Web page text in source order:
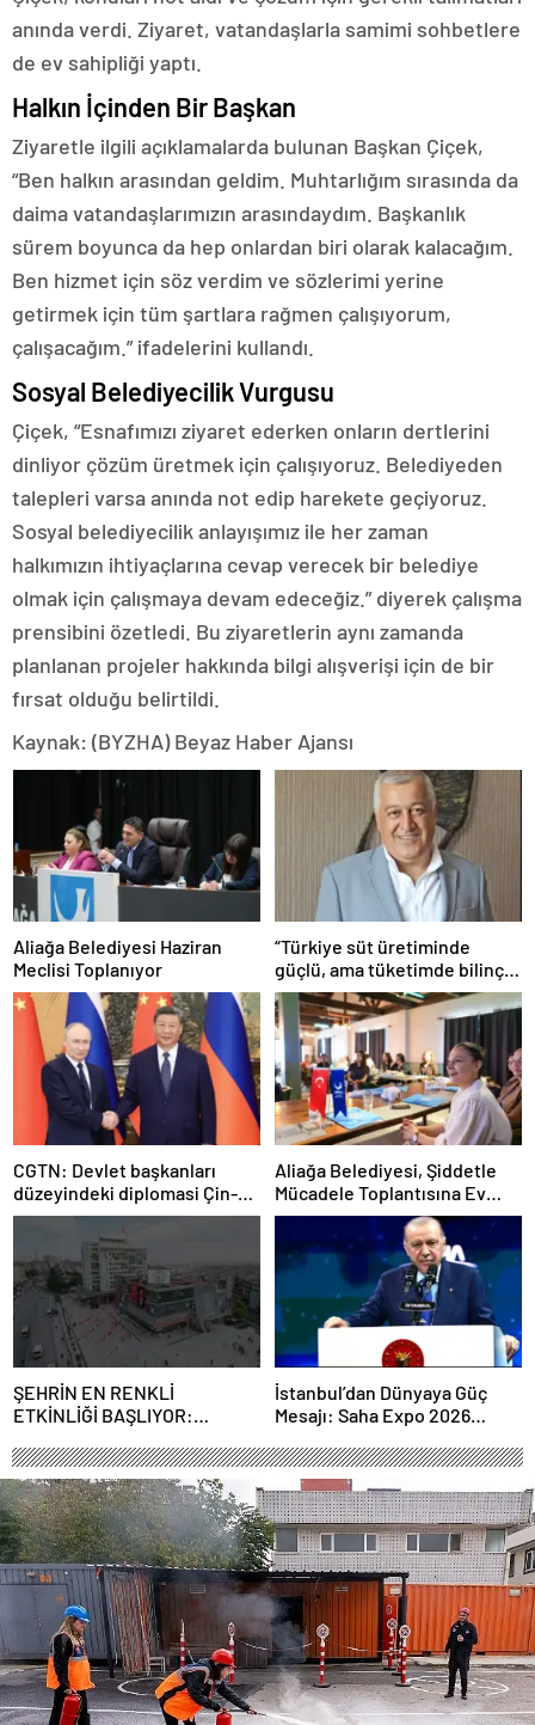
anında verdi. Ziyaret, vatandaşlarla samimi sohbetlere
de ev sahipliği yaptı.
Halkın İçinden Bir Başkan
Ziyaretle ilgili açıklamalarda bulunan Başkan Çiçek,
“Ben halkın arasından geldim. Muhtarlığım sırasında da
daima vatandaşlarımızın arasındaydım. Başkanlık
sürem boyunca da hep onlardan biri olarak kalacağım.
Ben hizmet için söz verdim ve sözlerimi yerine
getirmek için tüm şartlara rağmen çalışıyorum,
çalışacağım.” ifadelerini kullandı.
Sosyal Belediyecilik Vurgusu
Çiçek, “Esnafımızı ziyaret ederken onların dertlerini
dinliyor çözüm üretmek için çalışıyoruz. Belediyeden
talepleri varsa anında not edip harekete geçiyoruz.
Sosyal belediyecilik anlayışımız ile her zaman
halkımızın ihtiyaçlarına cevap verecek bir belediye
olmak için çalışmaya devam edeceğiz.” diyerek çalışma
prensibini özetledi. Bu ziyaretlerin aynı zamanda
planlanan projeler hakkında bilgi alışverişi için de bir
fırsat olduğu belirtildi.
Kaynak: (BYZHA) Beyaz Haber Ajansı
Aliağa Belediyesi Haziran
Meclisi Toplanıyor
“Türkiye süt üretiminde
güçlü, ama tüketimde bilinç
şart”
CGTN: Devlet başkanları
düzeyindeki diplomasi Çin-
Rusya arasındaki büyüyen
ortaklığı güçlendiriyor
Aliağa Belediyesi, Şiddetle
Mücadele Toplantısına Ev
Sahipliği Yaptı
ŞEHRİN EN RENKLİ
ETKİNLİĞİ BAŞLIYOR:
FESTİVALİ” HEYECANI
GAZİOSMANPAŞA’DA
YAŞANACAK
İstanbul’dan Dünyaya Güç
Mesajı: Saha Expo 2026